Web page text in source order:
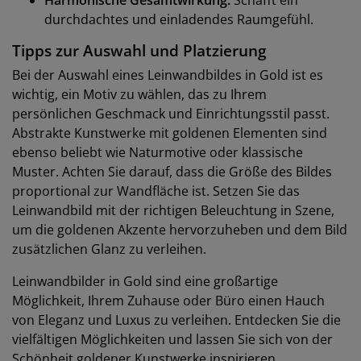
durchdachtes und einladendes Raumgefühl.
Tipps zur Auswahl und Platzierung
Bei der Auswahl eines Leinwandbildes in Gold ist es
wichtig, ein Motiv zu wählen, das zu Ihrem
persönlichen Geschmack und Einrichtungsstil passt.
Abstrakte Kunstwerke mit goldenen Elementen sind
ebenso beliebt wie Naturmotive oder klassische
Muster. Achten Sie darauf, dass die Größe des Bildes
proportional zur Wandfläche ist. Setzen Sie das
Leinwandbild mit der richtigen Beleuchtung in Szene,
um die goldenen Akzente hervorzuheben und dem Bild
zusätzlichen Glanz zu verleihen.
Leinwandbilder in Gold sind eine großartige
Möglichkeit, Ihrem Zuhause oder Büro einen Hauch
von Eleganz und Luxus zu verleihen. Entdecken Sie die
vielfältigen Möglichkeiten und lassen Sie sich von der